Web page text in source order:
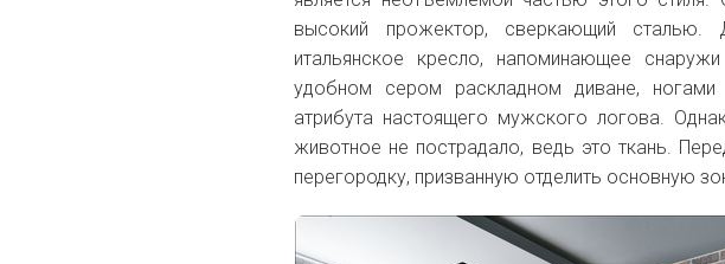
высокий прожектор, сверкающий сталью.
итальянское кресло, напоминающее
удобном сером раскладном диване,
атрибута настоящего мужского логова.
животное не пострадало, ведь это ткань.
перегородку, призванную отделить основную